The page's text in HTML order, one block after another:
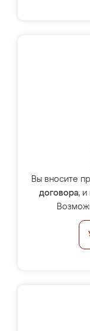
Вы вносите
договора, и